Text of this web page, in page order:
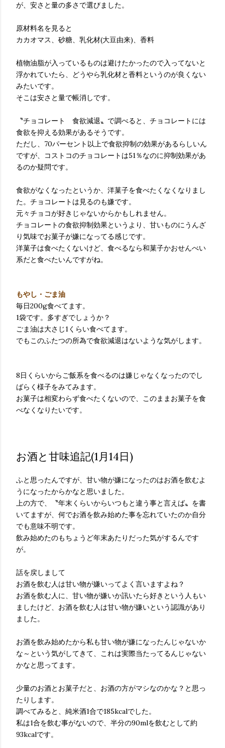
が、安さと量の多さで選びました。
原材料名を見ると
カカオマス、砂糖、乳化材(大豆由来)、香料
植物油脂が入っているものは避けたかったので入ってないと
浮かれていたら、どうやら乳化材と香料というのが良くない
みたいです。
そこは安さと量で帳消しです。
〝チョコレート 食欲減退〟で調べると、チョコレートには
食欲を抑える効果があるそうです。
ただし、70パーセント以上で食欲抑制の効果があるらしいん
ですが、コストコのチョコレートは51％なのに抑制効果があ
るのか疑問です。
食欲がなくなったというか、洋菓子を食べたくなくなりまし
た。チョコレートは見るのも嫌です。
元々チョコが好きじゃないからかもしれません。
チョコレートの食欲抑制効果というより、甘いものにうんざ
り気味でお菓子が嫌になってる感じです。
洋菓子は食べたくないけど、食べるなら和菓子かおせんべい
系だと食べたいんですがね。
もやし・ごま油
毎日200g食べてます。
1袋です。多すぎでしょうか？
ごま油は大さじ1くらい食べてます。
でもこのふたつの所為で食欲減退はないような気がします。
8日くらいからご飯系を食べるのは嫌じゃなくなったのでし
ばらく様子をみてみます。
お菓子は相変わらず食べたくないので、このままお菓子を食
べなくなりたいです。
お酒と甘味追記(1月14日)
ふと思ったんですが、甘い物が嫌になったのはお酒を飲むよ
うになったからかなと思いました。
上の方で、〝年末くらいからいつもと違う事と言えば〟を書
いてますが、何でお酒を飲み始めた事を忘れていたのか自分
でも意味不明です。
飲み始めたのもちょうど年末あたりだった気がするんです
が。
話を戻しまして
お酒を飲む人は甘い物が嫌いってよく言いますよね？
お酒を飲む人に、甘い物が嫌いか訊いたら好きという人もい
ましたけど、お酒を飲む人は甘い物が嫌いという認識があり
ました。
お酒を飲み始めたから私も甘い物が嫌になったんじゃないか
な～という気がしてきて、これは実際当たってるんじゃない
かなと思ってます。
少量のお酒とお菓子だと、お酒の方がマシなのかな？と思っ
たりします。
調べてみると、純米酒1合で185kcalでした。
私は1合を飲む事がないので、半分の90mlを飲むとして約
93kcalです。